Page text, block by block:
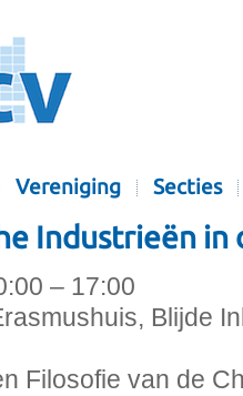
Vereniging Secties
Industrieën in
– 17:00
Blijde
Filosofie van de